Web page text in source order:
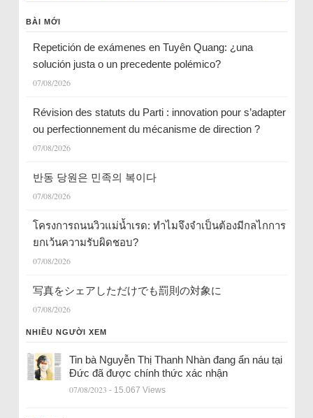
BÀI MỚI
Repetición de exámenes en Tuyên Quang: ¿una
solución justa o un precedente polémico?
07/08/2026
Révision des statuts du Parti : innovation pour s’adapter
ou perfectionnement du mécanisme de direction ?
07/08/2026
반동 당원은 민족의 복이다
07/08/2026
โครงการถนนวิวแม่น้ำเรด: ทำไมจึงจำเป็นต้องมีกลไกการ
ยกเว้นความรับผิดชอบ?
07/08/2026
写真をシェアしただけでも罰則の対象に
07/08/2026
NHIỀU NGƯỜI XEM
Tin bà Nguyễn Thị Thanh Nhàn đang ẩn náu tại
Đức đã được chính thức xác nhận
07/08/2023 - 15.067 Views